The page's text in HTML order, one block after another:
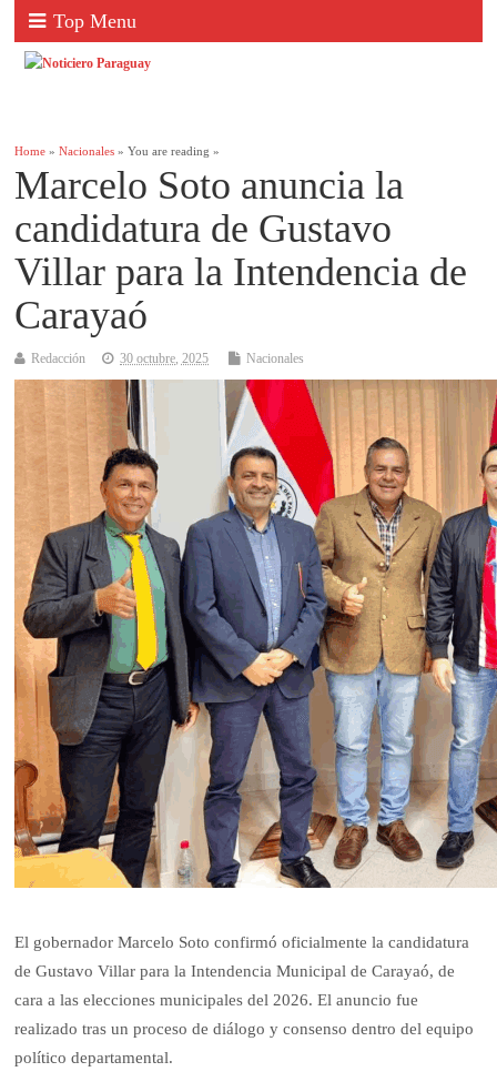
Top Menu
Home »Nacionales » You are reading »
Marcelo Soto anuncia la
candidatura de Gustavo
Villar para la Intendencia de
Carayaó
Redacción 30 octubre, 2025 Nacionales
El gobernador Marcelo Soto confirmó oficialmente la candidatura
de Gustavo Villar para la Intendencia Municipal de Carayaó, de
cara a las elecciones municipales del 2026. El anuncio fue
realizado tras un proceso de diálogo y consenso dentro del equipo
político departamental.